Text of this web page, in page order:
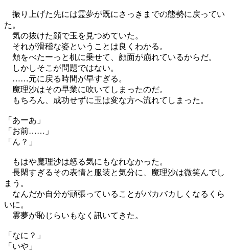
振り上げた先には霊夢が既にさっきまでの態勢に戻ってい
た。
気の抜けた顔で玉を見つめていた。
それが滑稽な姿ということは良くわかる。
頬をべたーっと机に乗せて、顔面が崩れているからだ。
しかしそこが問題ではない。
……元に戻る時間が早すぎる。
魔理沙はその早業に吹いてしまったのだ。
もちろん、成功せずに玉は変な方へ流れてしまった。
「あーあ」
「お前……」
「ん？」
もはや魔理沙は怒る気にもなれなかった。
長閑すぎるその表情と服装と気分に、魔理沙は微笑んでし
まう。
なんだか自分が頑張っていることがバカバカしくなるくら
いに。
霊夢が恥じらいもなく訊いてきた。
「なに？」
「いや」